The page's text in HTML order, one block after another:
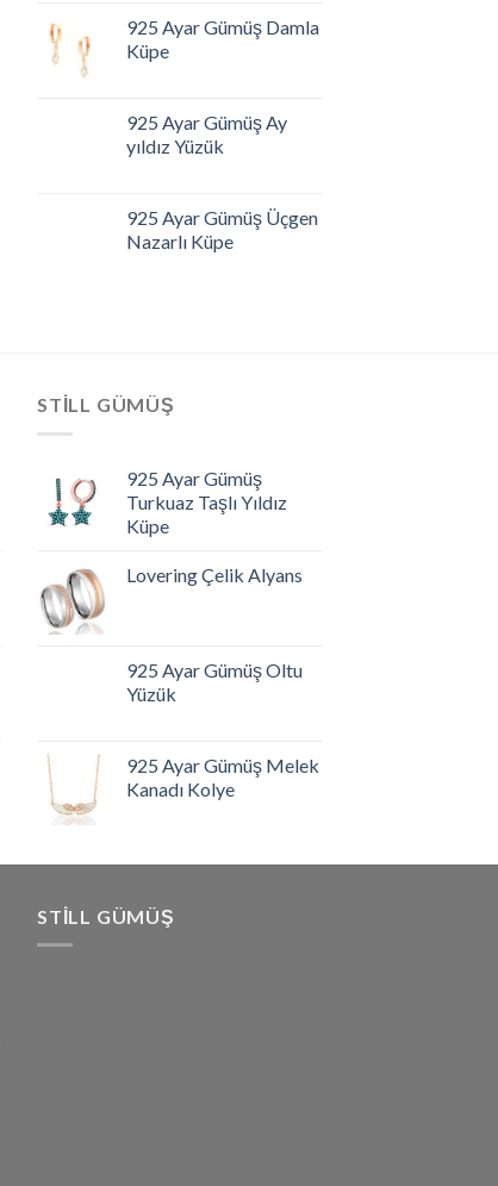
925 Ayar Gümüş Damla
Küpe
925 Ayar Gümüş Ay
yıldız Yüzük
925 Ayar Gümüş Üçgen
Nazarlı Küpe
STILL GÜMÜŞ
925 Ayar Gümüş
Turkuaz Taşlı Yıldız
Küpe
Lovering Çelik Alyans
925 Ayar Gümüş Oltu
Yüzük
925 Ayar Gümüş Melek
Kanadı Kolye
STILL GÜMÜŞ